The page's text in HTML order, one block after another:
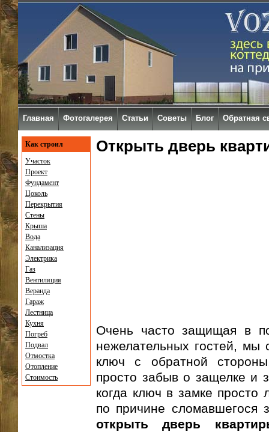
Открыть дверь
Очень часто защищая в
нежелательных гостей, мы
ключ с обратной
просто забыв о защелке и
когда ключ в замке просто
по причине сломавшегося
открыть дверь
Как строил
Участок
Проект
Фундамент
Цоколь
Перекрытия
Стены
Крыша
Вода
Канализация
Электрика
Газ
Вентиляция
Веранда
Гараж
Лестница
Кухня
Погреб
Подвал
Отмостка
Отопление
Стоимость
Главная Фотогалерея Статьи Советы Блог Обратная